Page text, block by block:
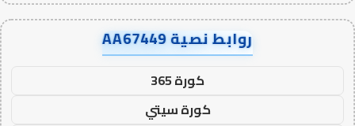
روابط نصية AA67449
كورة 365
كورة سيتي